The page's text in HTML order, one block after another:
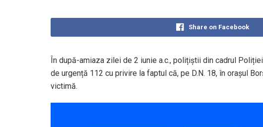
Share on Facebook
În după-amiaza zilei de 2 iunie a.c., polițiștii din cadrul
de urgență 112 cu privire la faptul că, pe D.N. 18, în orașul
victimă.